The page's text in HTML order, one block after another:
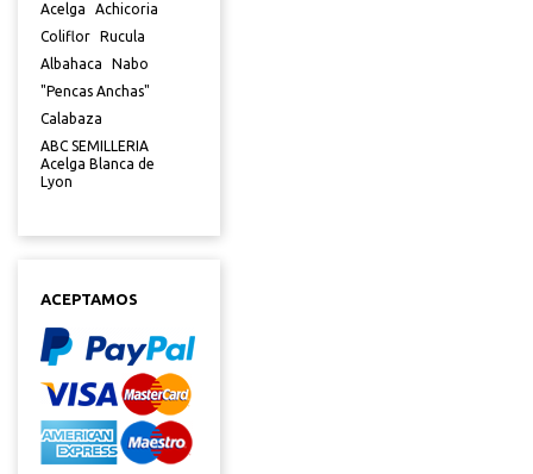
Acelga
Achicoria
Coliflor
Rucula
Albahaca
Nabo
"Pencas Anchas"
Calabaza
ABC SEMILLERIA
Acelga Blanca de
Lyon
ACEPTAMOS